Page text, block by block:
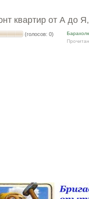
квартир от А до
(голосов: 0)